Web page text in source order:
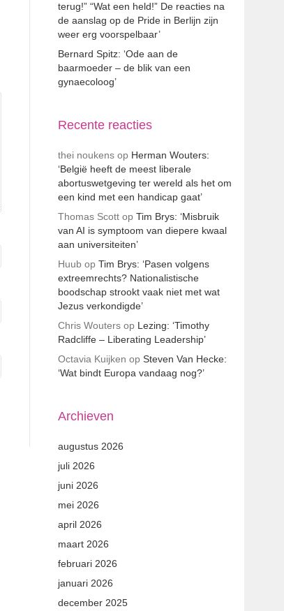
terug!” “Wat een held!” De reacties na
de aanslag op de Pride in Berlijn zijn
weer erg voorspelbaar’
Bernard Spitz: ‘Ode aan de
baarmoeder – de blik van een
gynaecoloog’
Recente reacties
thei noukensop Herman Wouters:
‘België heeft de meest liberale
abortuswetgeving ter wereld als het om
een kind met een handicap gaat’
Thomas Scottop Tim Brys: ‘Misbruik
van AI is symptoom van diepere kwaal
aan universiteiten’
Huubop Tim Brys: ‘Pasen volgens
extreemrechts? Nationalistische
boodschap strookt vaak niet met wat
Jezus verkondigde’
Chris Woutersop Lezing: ‘Timothy
Radcliffe – Liberating Leadership’
Octavia Kuijken op Steven Van Hecke:
‘Wat bindt Europa vandaag nog?’
Archieven
augustus 2026
juli 2026
juni 2026
mei 2026
april 2026
maart 2026
februari 2026
januari 2026
december 2025